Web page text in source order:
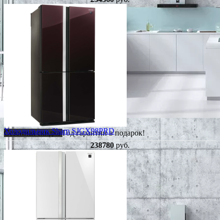
Сезонная скидкаГод гарантии в подарок!
Холодильник Sharp SJGX98PRD
238780 руб.